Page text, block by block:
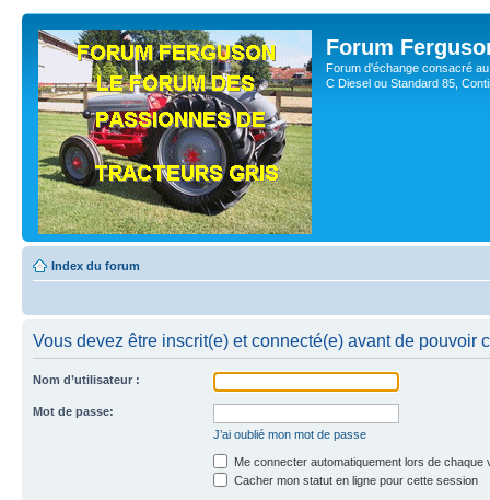
Forum
Forum d'échange consacré
C Diesel ou Standard 85,
Index du forum
Vous devez être inscrit(e) et connecté(e) avant de pouvoir
Nom d’utilisateur :
Mot de passe:
J’ai oublié mon mot de passe
Me connecter automatiquement lors de chaque
Cacher mon statut en ligne pour cette session